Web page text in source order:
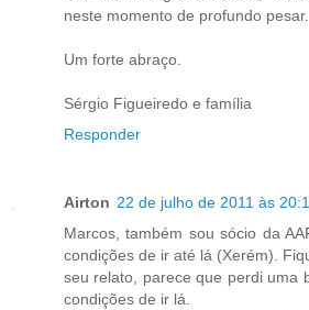
neste momento de profundo pesar.
Um forte abraço.
Sérgio Figueiredo e família
Responder
Airton 22 de julho de 2011 às
Marcos, também sou sócio da
condições de ir até lá (Xerém).
seu relato, parece que perdi uma
condições de ir lá.